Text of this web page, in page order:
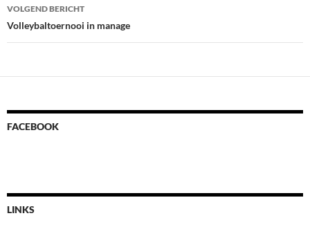
VOLGEND BERICHT
Volleybaltoernooi in manage
FACEBOOK
LINKS